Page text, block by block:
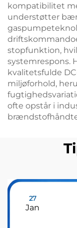
kompatibilitet
understøtter
stopfunktion,
systemrespons.
kvalitetsfulde
miljøforhold,
ofte opstår i
27
Jan